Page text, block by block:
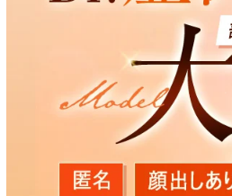
から取得し、TCBグループが
・患者様の閲覧履歴、端末等の
【利用目的】
TCBグループは取得情報を以
・クリニックの来院予約、医
のサービス提供のため